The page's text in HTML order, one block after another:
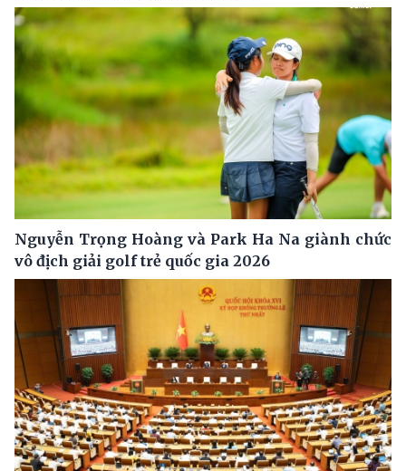
Nguyễn Trọng Hoàng và Park Ha Na giành chức
vô địch giải golf trẻ quốc gia 2026